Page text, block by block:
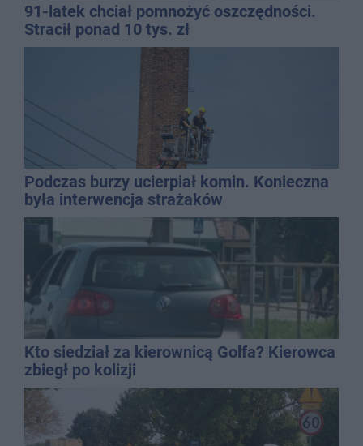
91-latek chciał pomnożyć oszczędności.
Stracił ponad 10 tys. zł
Podczas burzy ucierpiał komin. Konieczna
była interwencja strażaków
Kto siedział za kierownicą Golfa? Kierowca
zbiegł po kolizji